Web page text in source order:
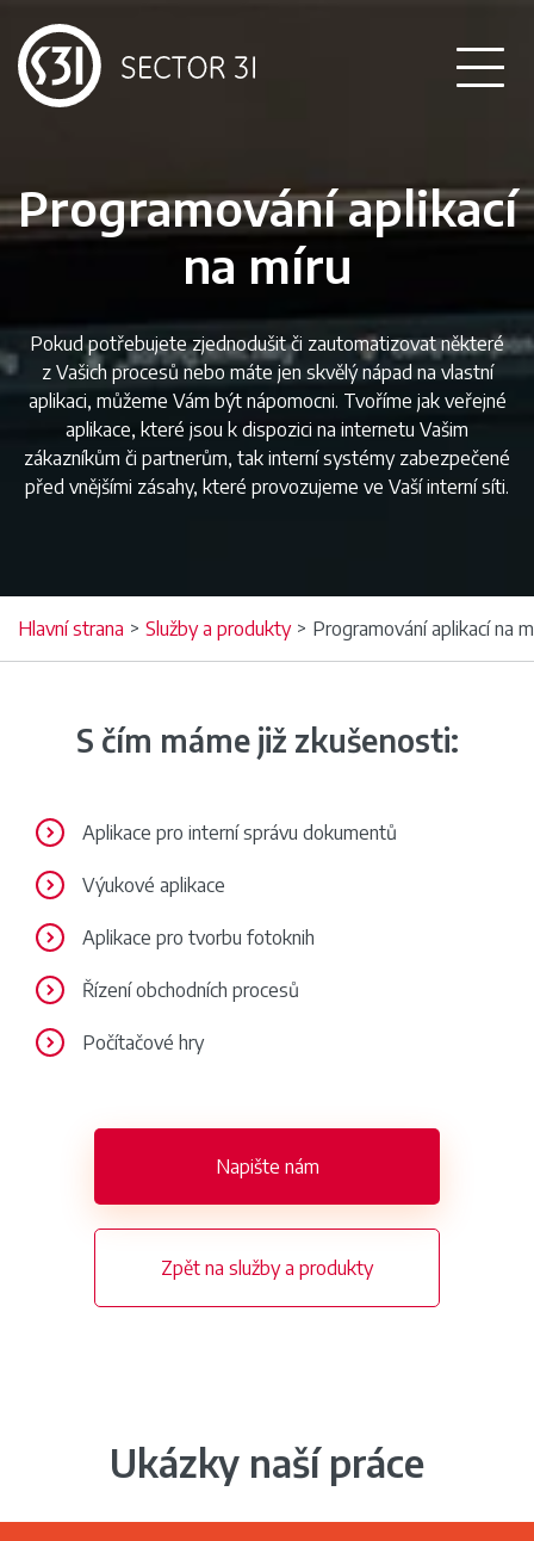
Ukázky naší práce
Jak pracujeme
Kontakt
Programování aplikací
na míru
Pokud potřebujete zjednodušit či zautomatizovat některé
z Vašich procesů nebo máte jen skvělý nápad na vlastní
aplikaci, můžeme Vám být nápomocni. Tvoříme jak veřejné
aplikace, které jsou k dispozici na internetu Vašim
zákazníkům či partnerům, tak interní systémy zabezpečené
před vnějšími zásahy, které provozujeme ve Vaší interní síti.
Hlavní strana > Služby a produkty > Programování aplikací na
S čím máme již zkušenosti:
Aplikace pro interní správu dokumentů
Výukové aplikace
Aplikace pro tvorbu fotoknih
Řízení obchodních procesů
Počítačové hry
Napište nám
Zpět na služby a produkty
Ukázky naší práce